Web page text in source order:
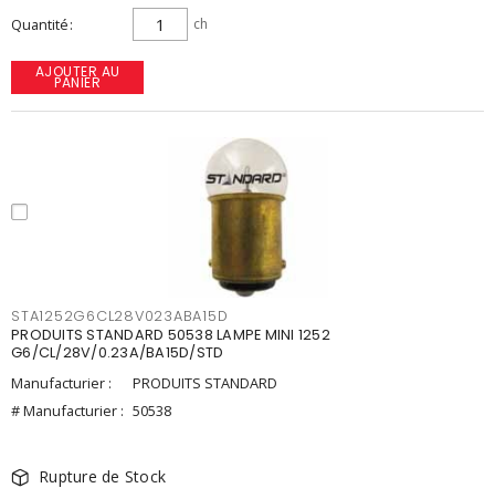
Quantité ch
AJOUTER AU
PANIER
STA1252G6CL28V023ABA15D
PRODUITS STANDARD 50538 LAMPE MINI 1252
G6/CL/28V/0.23A/BA15D/STD
Manufacturier :
PRODUITS STANDARD
# Manufacturier : 50538
Rupture de Stock